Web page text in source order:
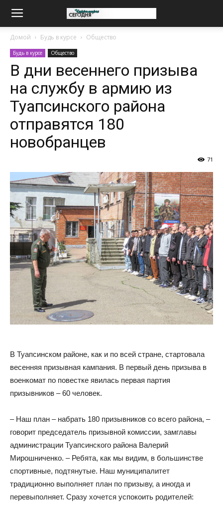
Домой Будь в курсе Общество
Будь в курсе Общество
В дни весеннего призыва
на службу в армию из
Туапсинского района
отправятся 180
новобранцев
71
В Туапсинском районе, как и по всей стране, стартовала
весенняя призывная кампания. В первый день призыва в
военкомат по повестке явилась первая партия
призывников – 60 человек.
– Наш план – набрать 180 призывников со всего района, –
говорит председатель призывной комиссии, замглавы
администрации Туапсинского района Валерий
Мирошниченко. – Ребята, как мы видим, в большинстве
спортивные, подтянутые. Наш муниципалитет
традиционно выполняет план по призыву, а иногда и
перевыполняет. Сразу хочется успокоить родителей: